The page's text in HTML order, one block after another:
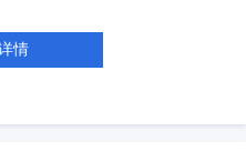
情